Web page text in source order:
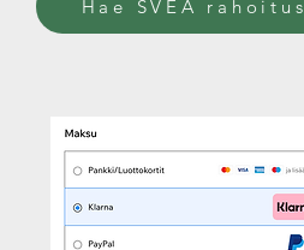
Hae SVEA rahoitus